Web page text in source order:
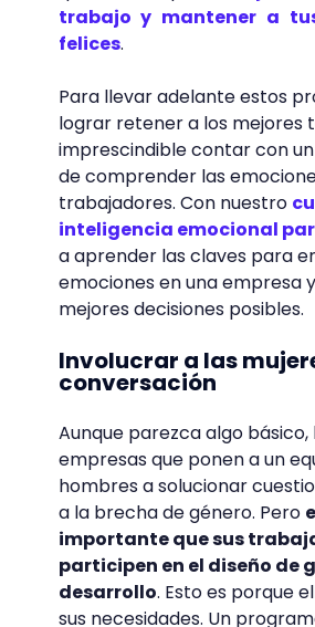
trabajo y mantener a
felices.
Para llevar adelante estos
lograr retener a los mejores
imprescindible contar con
de comprender las
trabajadores. Con nuestro
inteligencia emocional
a aprender las claves para
emociones en una empresa
mejores decisiones posibles.
Involucrar a las
conversación
Aunque parezca algo
empresas que ponen a un
hombres a solucionar
a la brecha de género. Pero
importante que sus
participen en el diseño de
desarrollo. Esto es porque
sus necesidades. Un